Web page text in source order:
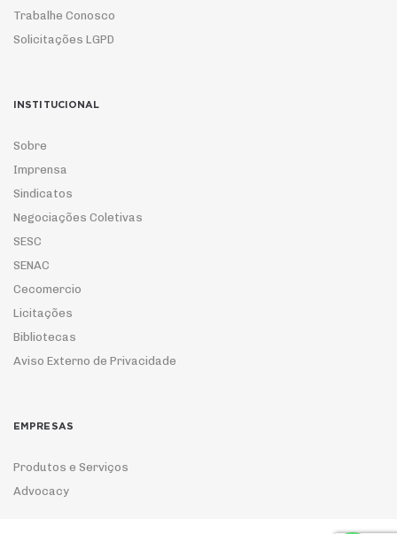
Trabalhe Conosco
Solicitações LGPD
INSTITUCIONAL
Sobre
Imprensa
Sindicatos
Negociações Coletivas
SESC
SENAC
Cecomercio
Licitações
Bibliotecas
Aviso Externo de Privacidade
EMPRESAS
Produtos e Serviços
Advocacy